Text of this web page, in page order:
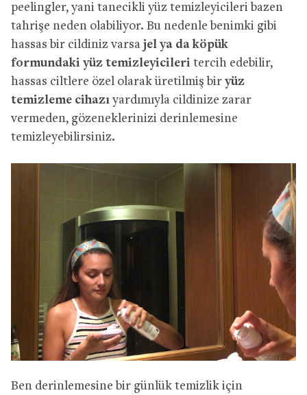
peelingler, yani tanecikli yüz temizleyicileri bazen
tahrişe neden olabiliyor. Bu nedenle benimki gibi
hassas bir cildiniz varsa jel ya da köpük
formundaki yüz temizleyicileri tercih edebilir,
hassas ciltlere özel olarak üretilmiş bir yüz
temizleme cihazıyardımıyla cildinize zarar
vermeden, gözeneklerinizi derinlemesine
temizleyebilirsiniz.
Ben derinlemesine bir günlük temizlik için